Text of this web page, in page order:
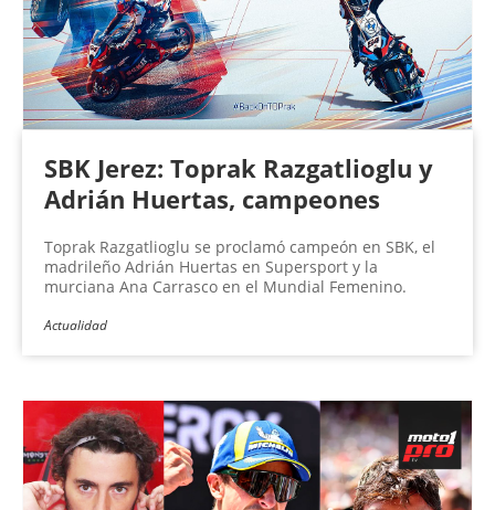
SBK Jerez: Toprak Razgatlioglu y
Adrián Huertas, campeones
Toprak Razgatlioglu se proclamó campeón en SBK, el
madrileño Adrián Huertas en Supersport y la
murciana Ana Carrasco en el Mundial Femenino.
Actualidad